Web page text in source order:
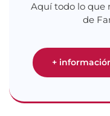
Aquí todo lo que
de
+